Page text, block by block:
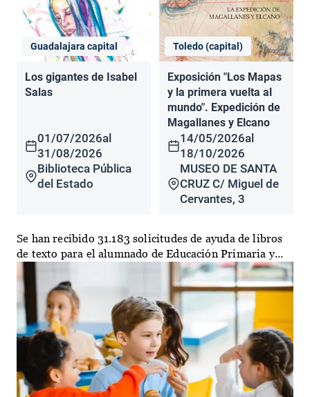
Guadalajara capital
Los gigantes de Isabel
Salas
01/07/2026al
31/08/2026
Biblioteca Pública
del Estado
Toledo (capital)
Exposición "Los Mapas
y la primera vuelta al
mundo". Expedición de
Magallanes y Elcano
14/05/2026al
18/10/2026
MUSEO DE SANTA
CRUZ C/ Miguel de
Cervantes, 3
Se han recibido 31.183 solicitudes de ayuda de libros
de texto para el alumnado de Educación Primaria y...